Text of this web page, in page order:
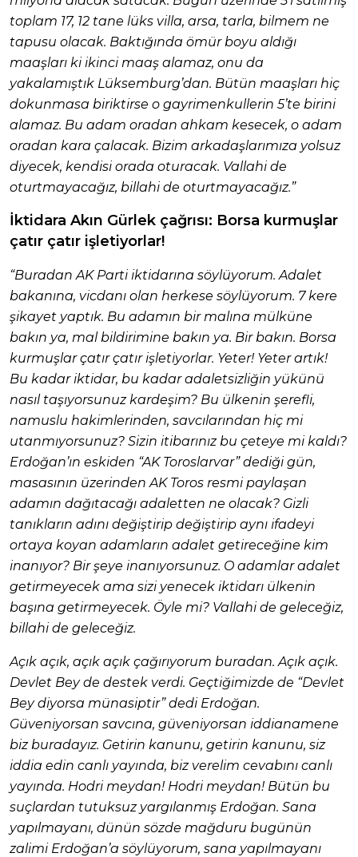
toplam 17, 12 tane lüks villa, arsa, tarla, bilmem ne
tapusu olacak. Baktığında ömür boyu aldığı
maaşları ki ikinci maaş alamaz, onu da
yakalamıştık Lüksemburg’dan. Bütün maaşları hiç
dokunmasa biriktirse o gayrimenkullerin 5’te birini
alamaz. Bu adam oradan ahkam kesecek, o adam
oradan kara çalacak. Bizim arkadaşlarımıza yolsuz
diyecek, kendisi orada oturacak. Vallahi de
oturtmayacağız, billahi de oturtmayacağız.”
İktidara Akın Gürlek çağrısı: Borsa kurmuşlar
çatır çatır işletiyorlar!
“Buradan AK Parti iktidarına söylüyorum. Adalet
bakanına, vicdanı olan herkese söylüyorum. 7 kere
şikayet yaptık. Bu adamın bir malına mülküne
bakın ya, mal bildirimine bakın ya. Bir bakın. Borsa
kurmuşlar çatır çatır işletiyorlar. Yeter! Yeter artık!
Bu kadar iktidar, bu kadar adaletsizliğin yükünü
nasıl taşıyorsunuz kardeşim? Bu ülkenin şerefli,
namuslu hakimlerinden, savcılarından hiç mi
utanmıyorsunuz? Sizin itibarınız bu çeteye mi kaldı?
Erdoğan’ın eskiden “AK Toroslarvar” dediği gün,
masasının üzerinden AK Toros resmi paylaşan
adamın dağıtacağı adaletten ne olacak? Gizli
tanıkların adını değiştirip değiştirip aynı ifadeyi
ortaya koyan adamların adalet getireceğine kim
inanıyor? Bir şeye inanıyorsunuz. O adamlar adalet
getirmeyecek ama sizi yenecek iktidarı ülkenin
başına getirmeyecek. Öyle mi? Vallahi de geleceğiz,
billahi de geleceğiz.
Açık açık, açık açık çağırıyorum buradan. Açık açık.
Devlet Bey de destek verdi. Geçtiğimizde de “Devlet
Bey diyorsa münasiptir” dedi Erdoğan.
Güveniyorsan savcına, güveniyorsan iddianamene
biz buradayız. Getirin kanunu, getirin kanunu, siz
iddia edin canlı yayında, biz verelim cevabını canlı
yayında. Hodri meydan! Hodri meydan! Bütün bu
suçlardan tutuksuz yargılanmış Erdoğan. Sana
yapılmayanı, dünün sözde mağduru bugünün
zalimi Erdoğan’a söylüyorum, sana yapılmayanı